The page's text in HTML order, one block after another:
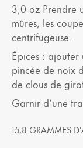
3,0 oz Prendre
mûres, les
centrifugeuse.
Épices :
pincée de noix
de clous de
Garnir d’une
15,8 GRAMMES